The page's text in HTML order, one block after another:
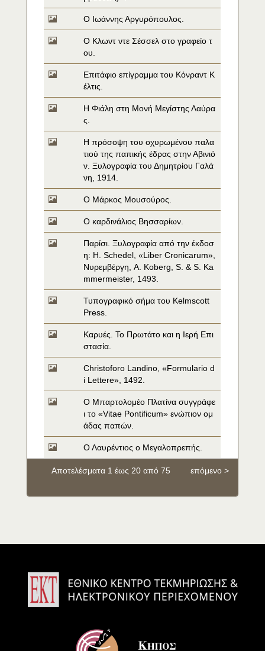
Ο Ιωάννης Αργυρόπουλος.
Ο Κλωντ ντε Σέσσελ στο γραφείο τ
ου.
Επιτάφιο επίγραμμα του Κόνραντ Κ
έλτις.
Η Φιάλη στη Μονή Μεγίστης Λαύρα
ς.
Η πρόσοψη του οχυρωμένου παλα
τιού της παπικής έδρας στην Αβινιό
ν. Ξυλογραφία του Δημητρίου Γαλά
νη, 1914.
Ο Μάρκος Μουσούρος.
Ο καρδινάλιος Βησσαρίων.
Παρίσι. Ξυλογραφία από την έκδοσ
η: H. Schedel, «Liber Cronicarum»,
Νυρεμβέργη, A. Koberg, S. & S. Ka
mmermeister, 1493.
Τυπογραφικό σήμα του Kelmscott
Press.
Καρυές. Το Πρωτάτο και η Ιερή Επι
στασία.
Christoforo Landino, «Formulario d
i Lettere», 1492.
O Μπαρτολομέο Πλατίνα συγγράφε
ι το «Vitae Pontificum» ενώπιον ομ
άδας παπών.
Ο Λαυρέντιος ο Μεγαλοπρεπής.
Αποτελέσματα 1 έως 20 από 75 επόμενο >